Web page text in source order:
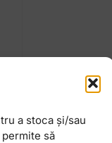
a stoca și/sau
să